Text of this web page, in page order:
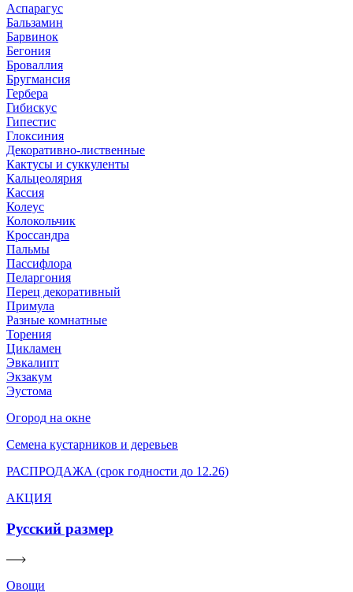
Аспарагус
Бальзамин
Барвинок
Бегония
Броваллия
Бругмансия
Гербера
Гибискус
Гипестис
Глоксиния
Декоративно-лиственные
Кактусы и суккуленты
Кальцеолярия
Кассия
Колеус
Колокольчик
Кроссандра
Пальмы
Пассифлора
Пеларгония
Перец декоративный
Примула
Разные комнатные
Торения
Цикламен
Эвкалипт
Экзакум
Эустома
Огород на окне
Семена кустарников и деревьев
РАСПРОДАЖА (срок годности до 12.26)
АКЦИЯ
Русский размер
Овощи